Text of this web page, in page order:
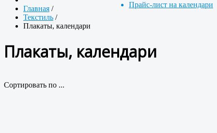
Прайс-лист на календари
Главная /
Текстиль /
Плакаты, календари
Плакаты, календари
Сортировать по ...